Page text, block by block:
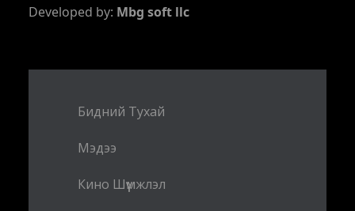
Developed by: Mbg soft llc
Бидний Тухай
Мэдээ
Кино Шүүмжлэл